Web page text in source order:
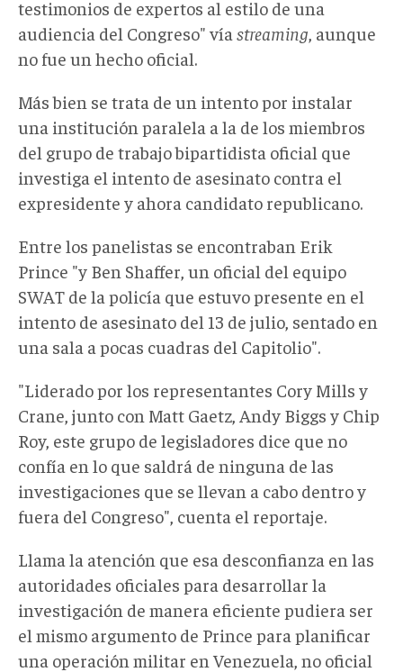
testimonios de expertos al estilo de una
audiencia del Congreso" vía streaming , aunque
no fue un hecho oficial.
Más bien se trata de un intento por instalar
una institución paralela a la de los miembros
del grupo de trabajo bipartidista oficial que
investiga el intento de asesinato contra el
expresidente y ahora candidato republicano.
Entre los panelistas se encontraban Erik
Prince "y Ben Shaffer, un oficial del equipo
SWAT de la policía que estuvo presente en el
intento de asesinato del 13 de julio, sentado en
una sala a pocas cuadras del Capitolio".
"Liderado por los representantes Cory Mills y
Crane, junto con Matt Gaetz, Andy Biggs y Chip
Roy, este grupo de legisladores dice que no
confía en lo que saldrá de ninguna de las
investigaciones que se llevan a cabo dentro y
fuera del Congreso", cuenta el reportaje.
Llama la atención que esa desconfianza en las
autoridades oficiales para desarrollar la
investigación de manera eficiente pudiera ser
el mismo argumento de Prince para planificar
una operación militar en Venezuela, no oficial